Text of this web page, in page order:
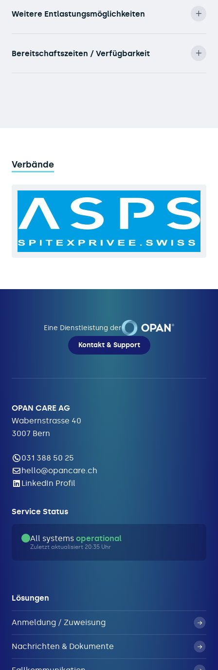
Weitere Entlastungsmöglichkeiten
Bereitschaftszeiten / Verfügbarkeit
Verbände
Eine Dienstleistung der
Kontakt & Support
OPAN CARE AG
Wabernstrasse 40
3007 Bern
031 388 50 25
hello@opancare.ch
LinkedIn Profil
Service Status
All systems operational
Zuletzt aktualisiert 20:35 Uhr
Lösungen
Anmeldung / Zuweisung
Nachrichten & Dokumente